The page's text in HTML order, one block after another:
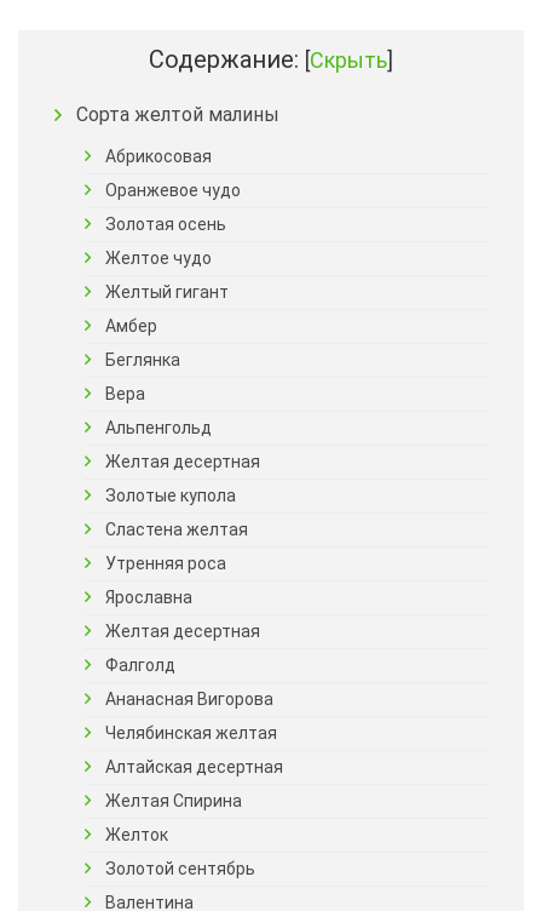
Содержание: [Скрыть]
Сорта желтой малины
Абрикосовая
Оранжевое чудо
Золотая осень
Желтое чудо
Желтый гигант
Амбер
Беглянка
Вера
Альпенгольд
Желтая десертная
Золотые купола
Сластена желтая
Утренняя роса
Ярославна
Желтая десертная
Фалголд
Ананасная Вигорова
Челябинская желтая
Алтайская десертная
Желтая Спирина
Желток
Золотой сентябрь
Валентина